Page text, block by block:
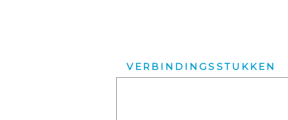
VERBINDINGSSTUKKEN